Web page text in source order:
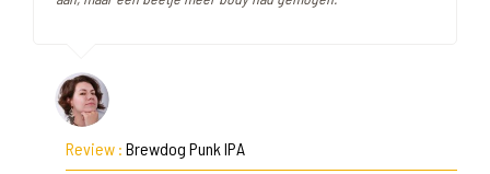
Review : Brewdog Punk IPA